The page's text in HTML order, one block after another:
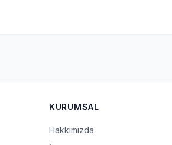
KURUMSAL
Hakkımızda